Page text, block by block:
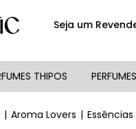
Seja um
THIPOS
Aroma Lovers
1 º
3º